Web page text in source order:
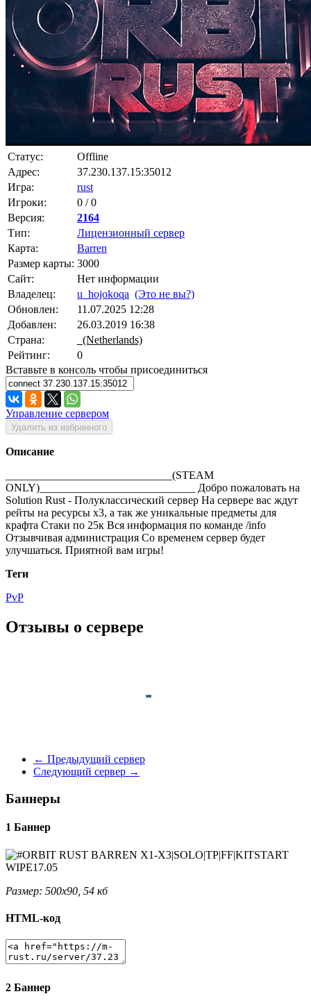
Статус:
Offline
Адрес:
37.230.137.15:35012
Игра:
rust
Игроки:
0 / 0
Версия:
2164
Тип:
Лицензионный сервер
Карта:
Barren
Размер карты: 3000
Сайт:
Нет информации
Владелец:
u_hojokoqa (Это не вы?)
Обновлен:
11.07.2025 12:28
Добавлен:
26.03.2019 16:38
Страна:
(Netherlands)
Рейтинг:
0
Вставьте в консоль чтобы присоединиться
Управление сервером
Удалить из избранного
Описание
______________________________(STEAM
ONLY)____________________________ Добро пожаловать на
Solution Rust - Полуклассический сервер На сервере вас ждут
рейты на ресурсы x3, а так же уникальные предметы для
крафта Стаки по 25к Вся информация по команде /info
Отзывчивая администрация Со временем сервер будет
улучшаться. Приятной вам игры!
Теги
PvP
Отзывы о сервере
← Предыдущий сервер
Следующий сервер →
Баннеры
1 Баннер
Размер: 500x90, 54 кб
HTML-код
2 Баннер